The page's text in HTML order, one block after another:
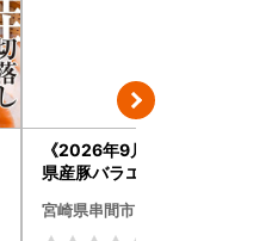
《2026年9月発送》宮崎
県産豚バラエティー4.1kg
宮崎県串間市